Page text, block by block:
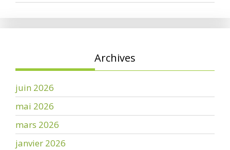
Archives
juin 2026
mai 2026
mars 2026
janvier 2026